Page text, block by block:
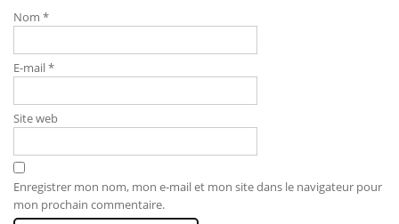
Nom *
E-mail*
Site web
Enregistrer mon nom, mon e-mail et mon site dans le navigateur pour
mon prochain commentaire.